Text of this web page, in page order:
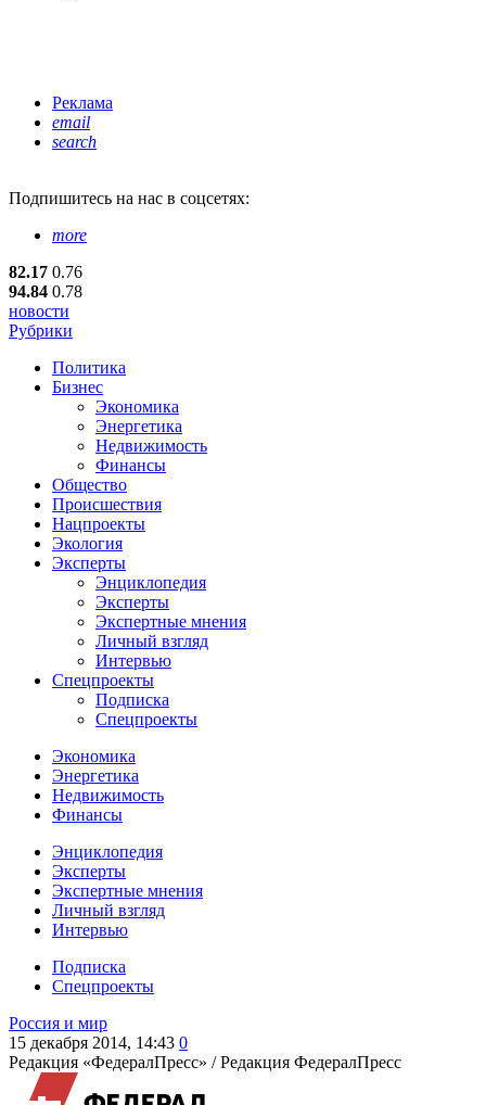
Реклама
email
search
Подпишитесь на нас в соцсетях:
more
82.17 0.76
94.84 0.78
новости
Рубрики
Политика
Бизнес
Экономика
Энергетика
Недвижимость
Финансы
Общество
Происшествия
Нацпроекты
Экология
Эксперты
Энциклопедия
Эксперты
Экспертные мнения
Личный взгляд
Интервью
Спецпроекты
Подписка
Спецпроекты
Экономика
Энергетика
Недвижимость
Финансы
Энциклопедия
Эксперты
Экспертные мнения
Личный взгляд
Интервью
Подписка
Спецпроекты
Россия и мир
15 декабря 2014, 14:43 0
Редакция «ФедералПресс» /Редакция ФедералПресс